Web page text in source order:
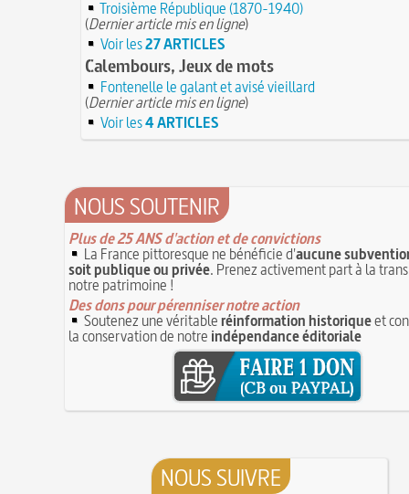
Le masque de l'ingérence ou le peuple
1ER JUILLET
1er juillet 1903 : début du premier Tour de
cycliste 1ER JUILLET
30 juin 1559 : Henri II est mortellement
coup de lance lors d’un tournoi
Thérapeutique alcoolique au Moyen Âge
Vatel, « perdu d'honneur », se suicide lors
donné en 1671 par le prince de Condé à Louis
Troisième République (1870-1940)
(Dernier article mis en ligne)
Voir les27 ARTICLES
Calembours, Jeux de mots
Fontenelle le galant et avisé vieillard
(Dernier article mis en ligne)
Voir les4 ARTICLES
NOUS SOUTENIR
Plus de 25 ANS d'action et de convictions
La France pittoresque ne bénéficie d'aucune
soit publique ou privée. Prenez activement part à la
notre patrimoine !
Des dons pour pérenniser notre action
Soutenez une véritableréinformation historiqueet
la conservation de notre indépendance éditoriale
NOUS SUIVRE